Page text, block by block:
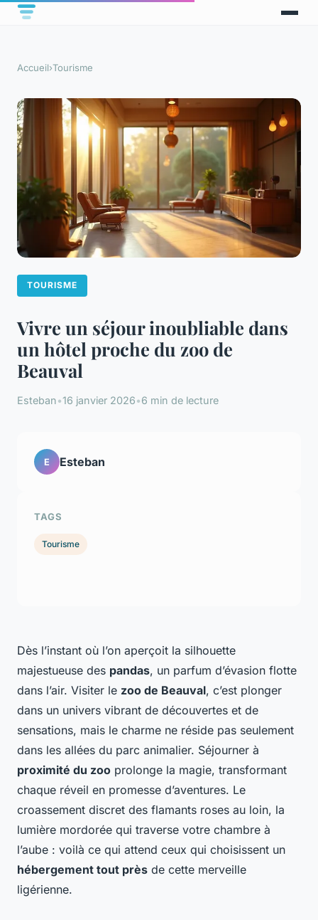
Accueil›Tourisme
TOURISME
Vivre un séjour inoubliable dans
un hôtel proche du zoo de
Beauval
Esteban•16 janvier 2026•6 min de lecture
Dès l’instant où l’on aperçoit la silhouette
majestueuse des pandas, un parfum d’évasion flotte
dans l’air. Visiter le zoo de Beauval, c’est plonger
dans un univers vibrant de découvertes et de
sensations, mais le charme ne réside pas seulement
dans les allées du parc animalier. Séjourner à
proximité du zoo prolonge la magie, transformant
chaque réveil en promesse d’aventures. Le
croassement discret des flamants roses au loin, la
lumière mordorée qui traverse votre chambre à
l’aube : voilà ce qui attend ceux qui choisissent un
hébergement tout près de cette merveille
ligérienne.
E Esteban
TAGS
Tourisme